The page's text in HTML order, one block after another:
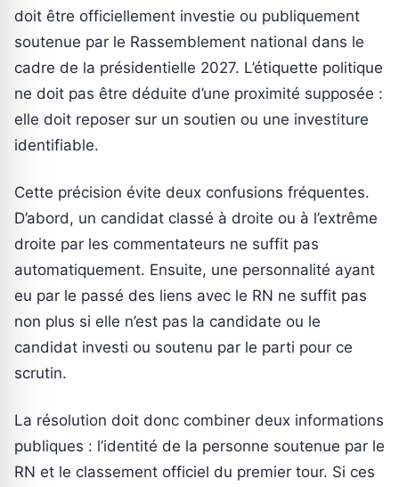
doit être officiellement investie ou publiquement
soutenue par le Rassemblement national dans le
cadre de la présidentielle 2027. L’étiquette politique
ne doit pas être déduite d’une proximité supposée :
elle doit reposer sur un soutien ou une investiture
identifiable.
Cette précision évite deux confusions fréquentes.
D’abord, un candidat classé à droite ou à l’extrême
droite par les commentateurs ne suffit pas
automatiquement. Ensuite, une personnalité ayant
eu par le passé des liens avec le RN ne suffit pas
non plus si elle n’est pas la candidate ou le
candidat investi ou soutenu par le parti pour ce
scrutin.
La résolution doit donc combiner deux informations
publiques : l’identité de la personne soutenue par le
RN et le classement officiel du premier tour. Si ces